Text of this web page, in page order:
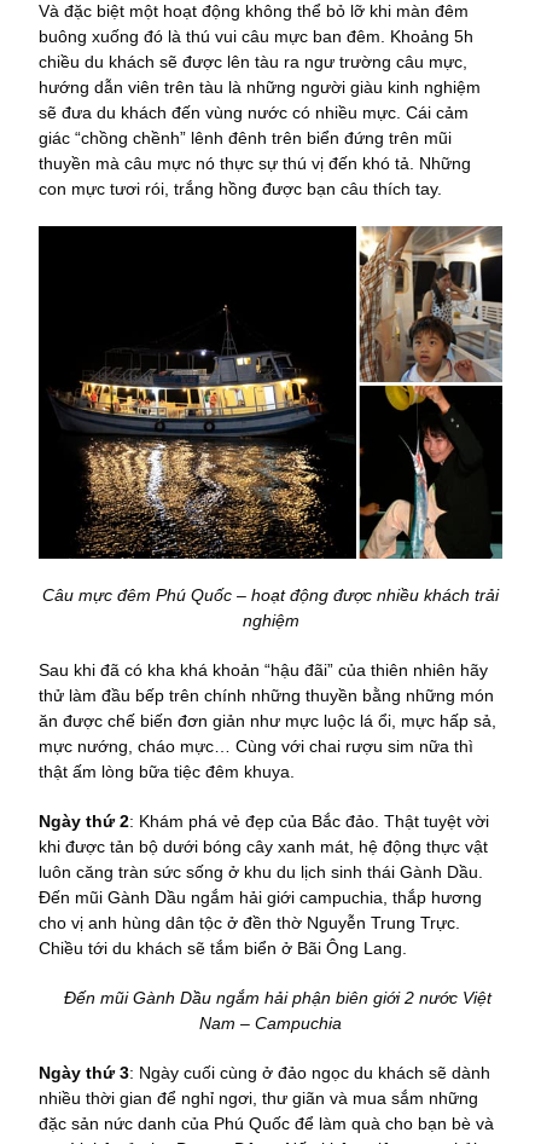
Và đặc biệt một hoạt động không thể bỏ lỡ khi màn đêm
buông xuống đó là thú vui câu mực ban đêm. Khoảng 5h
chiều du khách sẽ được lên tàu ra ngư trường câu mực,
hướng dẫn viên trên tàu là những người giàu kinh nghiệm
sẽ đưa du khách đến vùng nước có nhiều mực. Cái cảm
giác “chồng chềnh” lênh đênh trên biển đứng trên mũi
thuyền mà câu mực nó thực sự thú vị đến khó tả. Những
con mực tươi rói, trắng hồng được bạn câu thích tay.
Câu mực đêm Phú Quốc – hoạt động được nhiều khách trải
nghiệm
Sau khi đã có kha khá khoản “hậu đãi” của thiên nhiên hãy
thử làm đầu bếp trên chính những thuyền bằng những món
ăn được chế biến đơn giản như mực luộc lá ổi, mực hấp sả,
mực nướng, cháo mực… Cùng với chai rượu sim nữa thì
thật ấm lòng bữa tiệc đêm khuya.
Ngày thứ 2: Khám phá vẻ đẹp của Bắc đảo. Thật tuyệt vời
khi được tản bộ dưới bóng cây xanh mát, hệ động thực vật
luôn căng tràn sức sống ở khu du lịch sinh thái Gành Dầu.
Đến mũi Gành Dầu ngắm hải giới campuchia, thắp hương
cho vị anh hùng dân tộc ở đền thờ Nguyễn Trung Trực.
Chiều tới du khách sẽ tắm biển ở Bãi Ông Lang.
Đến mũi Gành Dầu ngắm hải phận biên giới 2 nước Việt
Nam – Campuchia
Ngày thứ 3: Ngày cuối cùng ở đảo ngọc du khách sẽ dành
nhiều thời gian để nghỉ ngơi, thư giãn và mua sắm những
đặc sản nức danh của Phú Quốc để làm quà cho bạn bè và